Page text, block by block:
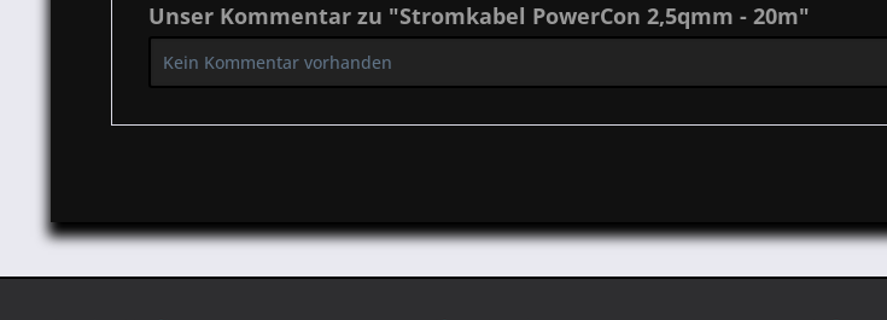
Unser Kommentar zu "Stromkabel PowerCon 2,5qmm - 20m"
Kein Kommentar vorhanden